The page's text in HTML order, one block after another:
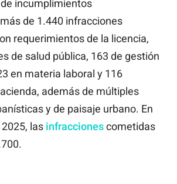
incumplimientos
de 1.440 infracciones
requerimientos de la licencia,
de salud pública, 163 de gestión
en materia laboral y 116
además de múltiples
y de paisaje urbano. En
las infraccionescometidas